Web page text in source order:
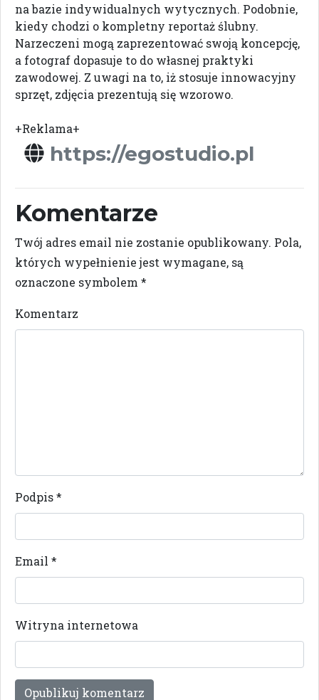
na bazie indywidualnych wytycznych. Podobnie,
kiedy chodzi o kompletny reportaż ślubny.
Narzeczeni mogą zaprezentować swoją koncepcję,
a fotograf dopasuje to do własnej praktyki
zawodowej. Z uwagi na to, iż stosuje innowacyjny
sprzęt, zdjęcia prezentują się wzorowo.
+Reklama+
https://egostudio.pl
Komentarze
Twój adres email nie zostanie opublikowany. Pola,
których wypełnienie jest wymagane, są
oznaczone symbolem *
Komentarz
Podpis*
Email *
Witryna internetowa